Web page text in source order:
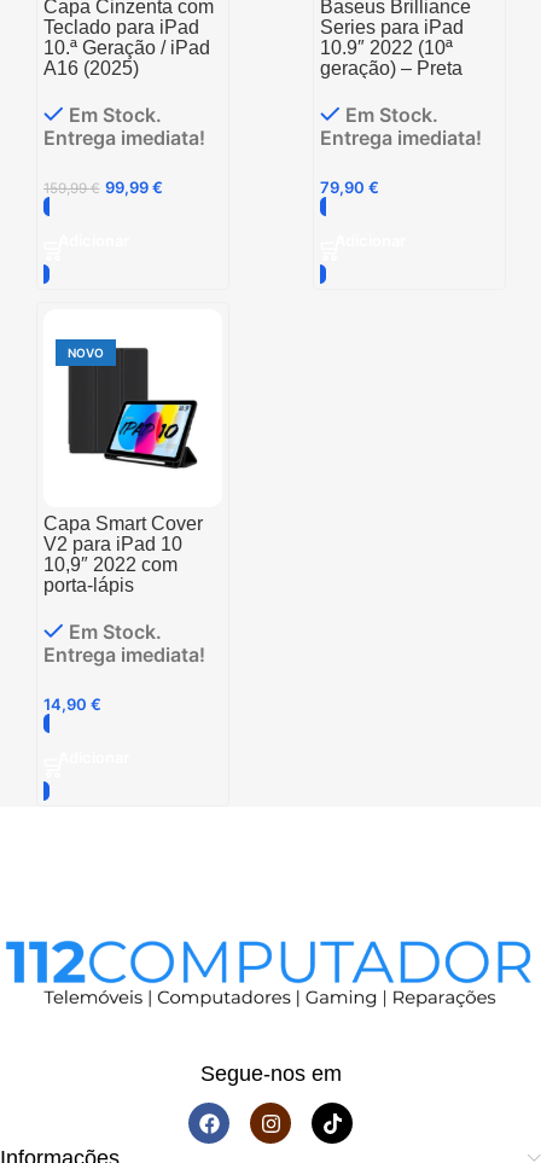
Capa Cinzenta com
Teclado para iPad
10.ª Geração / iPad
A16 (2025)
Em Stock.
Entrega imediata!
159,99€ 99,99€
Baseus Brilliance
Series para iPad
10.9″ 2022 (10ª
geração) – Preta
Em Stock.
Entrega imediata!
79,90 €
NOVO
Capa Smart Cover
V2 para iPad 10
10,9″ 2022 com
porta-lápis
Em Stock.
Entrega imediata!
14,90 €
Segue-nos em